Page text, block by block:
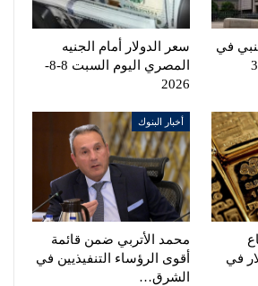
في
3.41
سعر الدولار أمام الجنيه
المصري اليوم السبت 8-8-
2026
5000 دولار في
أخبار البنوك
محمد الأتربي ضمن قائمة
أقوى الرؤساء التنفيذيين في
الشرق…